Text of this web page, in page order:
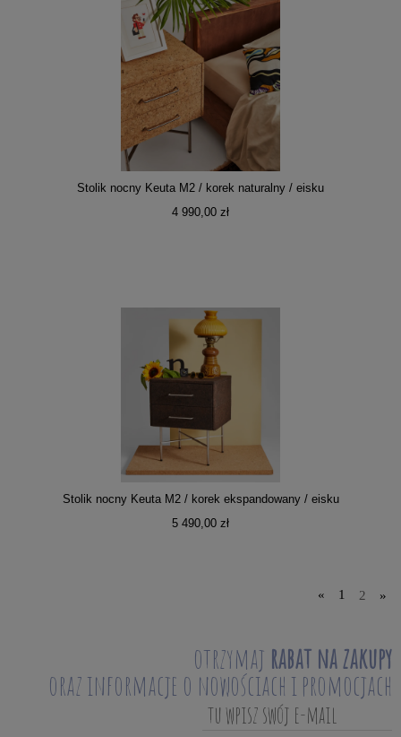
Stolik nocny Keuta M2 / korek naturalny / eisku
4 990,00 zł
Stolik nocny Keuta M2 / korek ekspandowany / eisku
5 490,00 zł
« 1 2 »
otrzymaj rabat na zakupy
oraz informacje o nowościach i promocjach